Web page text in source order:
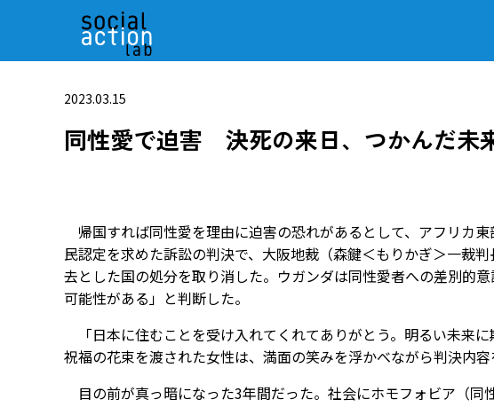
2023.03.15
同性愛で迫害 決死の来日、つかんだ
帰国すれば同性愛を理由に迫害の恐れがあるとして、アフリカ
民認定を求めた訴訟の判決で、大阪地裁（森鍵＜もりかぎ＞一裁
去とした国の処分を取り消した。ウガンダは同性愛者への差別的
可能性がある」と判断した。
「日本に住むことを受け入れてくれてありがとう。明るい未来
祝福の花束を渡された女性は、満面の笑みを浮かべながら判決内容
目の前が真っ暗になった3年間だった。社会にホモフォビア（同